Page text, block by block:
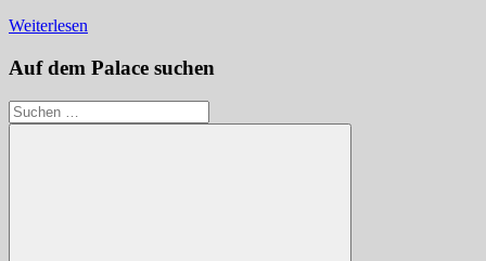
Weiterlesen
Auf dem Palace suchen
Suchen
nach: